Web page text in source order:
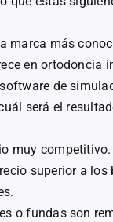
marca más
en ortodoncia
de
será el
muy
superior a los
o fundas son